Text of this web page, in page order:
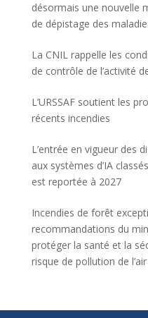
désormais une nouvelle
de dépistage des
La CNIL rappelle les
de contrôle de l’activité
L’URSSAF soutient les
récents incendies
L’entrée en vigueur des
aux systèmes d’IA
est reportée à 2027
Incendies de forêt
recommandations du
protéger la santé et la
risque de pollution de l’air